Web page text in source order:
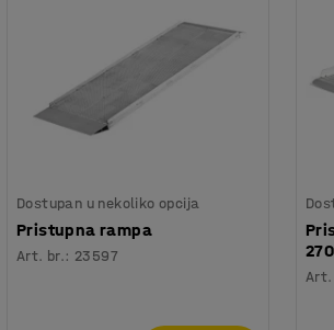
Dostupan u nekoliko opcija
Pristupna rampa
Art. br.: 23597
Art.